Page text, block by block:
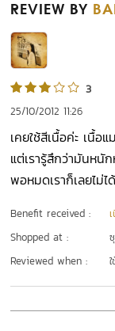
REVIEW BY
3
25/10/2012 11:26
เคยใช้สีเนื้อค่ะ เนื้อ
แต่เรารู้สึกว่ามันหนั
พอหมดเราก็เลยไม่
Benefit received :
Shopped at :
Reviewed when :